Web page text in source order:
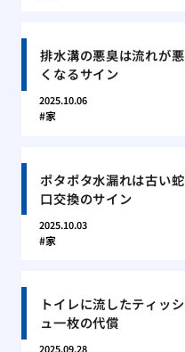
排水溝の悪臭は流れが悪
くなるサイン
2025.10.06
家
ポタポタ水漏れは古い蛇
口交換のサイン
2025.10.03
家
トイレに流したティッシ
ュ一枚の代償
2025.09.28